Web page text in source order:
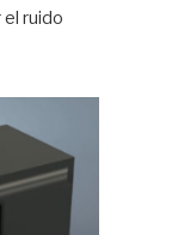
ruido